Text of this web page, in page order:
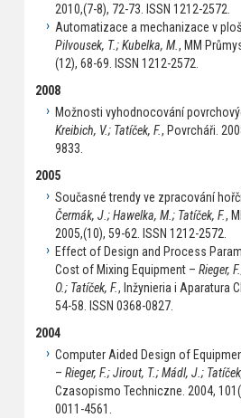
2010,(7-8), 72-73. ISSN 1212-2572.
Automatizace a mechanizace v
Pilvousek, T.; Kubelka, M., MM
(12), 68-69. ISSN 1212-2572.
2008
Možnosti vyhodnocování
Kreibich, V.; Tatíček, F., Povrcháři.
9833.
2005
Současné trendy ve zpracování
Čermák, J.; Hawelka, M.; Tatíček, F.,
2005,(10), 59-62. ISSN 1212-2572.
Effect of Design and Process
Cost of Mixing Equipment – Rieger,
O.; Tatíček, F., Inžynieria i Aparatura
54-58. ISSN 0368-0827.
2004
Computer Aided Design of
– Rieger, F.; Jirout, T.; Mádl, J.;
Czasopismo Techniczne. 2004,
0011-4561.